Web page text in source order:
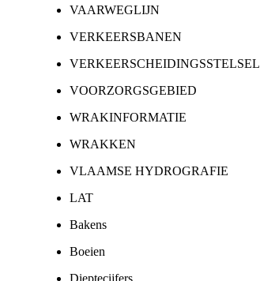
VAARWEGLIJN
VERKEERSBANEN
VERKEERSCHEIDINGSSTELSEL
VOORZORGSGEBIED
WRAKINFORMATIE
WRAKKEN
VLAAMSE HYDROGRAFIE
LAT
Bakens
Boeien
Dieptecijfers